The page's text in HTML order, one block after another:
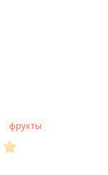
фрукты